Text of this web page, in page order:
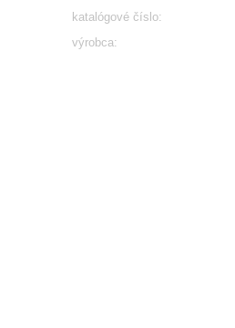
katalógové číslo:
výrobca: